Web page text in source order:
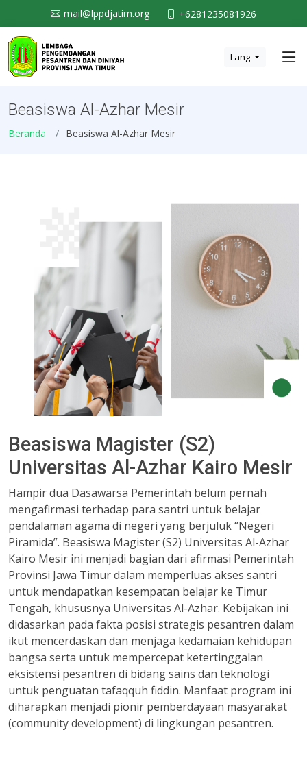
mail@lppdjatim.org +6281235081926
Lang
Beasiswa Al-Azhar Mesir
Beranda Beasiswa Al-Azhar Mesir
Beasiswa Magister (S2)
Universitas Al-Azhar Kairo Mesir
Hampir dua Dasawarsa Pemerintah belum pernah
mengafirmasi terhadap para santri untuk belajar
pendalaman agama di negeri yang berjuluk “Negeri
Piramida”. Beasiswa Magister (S2) Universitas Al-Azhar
Kairo Mesir ini menjadi bagian dari afirmasi Pemerintah
Provinsi Jawa Timur dalam memperluas akses santri
untuk mendapatkan kesempatan belajar ke Timur
Tengah, khususnya Universitas Al-Azhar. Kebijakan ini
didasarkan pada fakta posisi strategis pesantren dalam
ikut mencerdaskan dan menjaga kedamaian kehidupan
bangsa serta untuk mempercepat ketertinggalan
eksistensi pesantren di bidang sains dan teknologi
untuk penguatan tafaqquh fiddin. Manfaat program ini
diharapkan menjadi pionir pemberdayaan masyarakat
(community development) di lingkungan pesantren.